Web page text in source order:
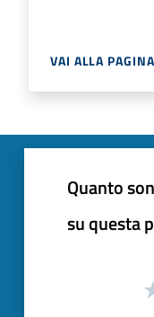
VAI ALLA PAGINA
Quanto
su questa